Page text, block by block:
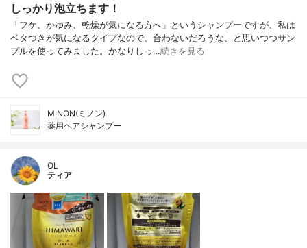
しっかり泡立ちます！
「フケ、かゆみ、乾燥が気になる方へ」というシャンプーですが、私は
ベタつきが気になるタイプなので、合わないだろうな、と思いつつサン
プルを使ってみました。かなりしっ…続きを見る
MINON(ミノン)
薬用ヘアシャンプー
OL
ティア